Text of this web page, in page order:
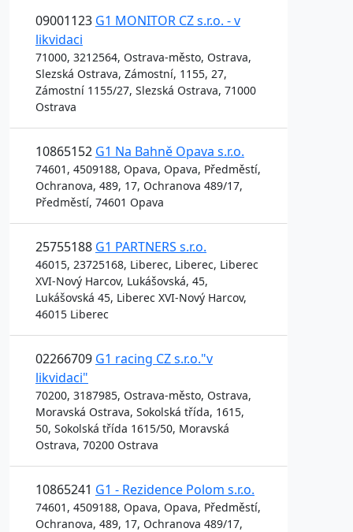
09001123 G1 MONITOR CZ s.r.o. - v
likvidaci
71000, 3212564, Ostrava-město, Ostrava,
Slezská Ostrava, Zámostní, 1155, 27,
Zámostní 1155/27, Slezská Ostrava, 71000
Ostrava
10865152 G1 Na Bahně Opava s.r.o.
74601, 4509188, Opava, Opava, Předměstí,
Ochranova, 489, 17, Ochranova 489/17,
Předměstí, 74601 Opava
25755188 G1 PARTNERS s.r.o.
46015, 23725168, Liberec, Liberec, Liberec
XVI-Nový Harcov, Lukášovská, 45,
Lukášovská 45, Liberec XVI-Nový Harcov,
46015 Liberec
02266709 G1 racing CZ s.r.o."v
likvidaci"
70200, 3187985, Ostrava-město, Ostrava,
Moravská Ostrava, Sokolská třída, 1615,
50, Sokolská třída 1615/50, Moravská
Ostrava, 70200 Ostrava
10865241 G1 - Rezidence Polom s.r.o.
74601, 4509188, Opava, Opava, Předměstí,
Ochranova, 489, 17, Ochranova 489/17,